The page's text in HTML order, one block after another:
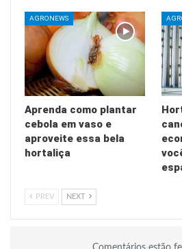
AGRONEWS
Aprenda como plantar
cebola em vaso e
aproveite essa bela
hortaliça
PREV NEXT